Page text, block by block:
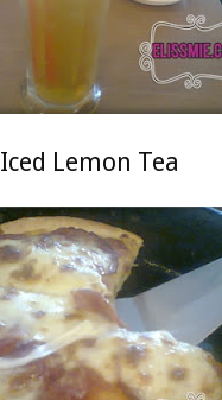
Iced Lemon Tea